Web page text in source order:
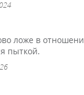
ложе в
пыткой.